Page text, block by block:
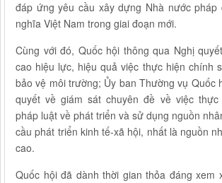
đáp ứng yêu cầu xây dựng Nhà nước pháp
nghĩa Việt Nam trong giai đoạn mới.
Cùng với đó, Quốc hội thông qua Nghị
cao hiệu lực, hiệu quả việc thực hiện chính
bảo vệ môi trường; Ủy ban Thường vụ Quốc
quyết về giám sát chuyên đề về việc thực
pháp luật về phát triển và sử dụng nguồn
cầu phát triển kinh tế-xã hội, nhất là nguồn
cao.
Quốc hội đã dành thời gian thỏa đáng xem